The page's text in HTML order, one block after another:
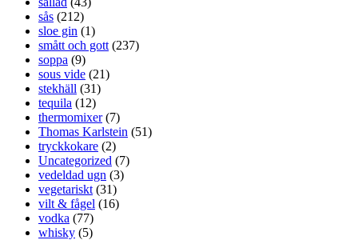
sås (212)
sloe gin (1)
smått och gott (237)
soppa (9)
sous vide (21)
stekhäll (31)
tequila (12)
thermomixer(7)
Thomas Karlstein (51)
tryckkokare (2)
Uncategorized (7)
vedeldad ugn (3)
vegetariskt (31)
vilt & fågel (16)
vodka (77)
whisky (5)